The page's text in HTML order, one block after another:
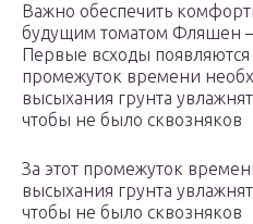
Важно обеспечить
будущим томатом Фляшен –
Первые всходы появляются
промежуток времени
высыхания грунта
чтобы не было сквозняков
За этот промежуток
высыхания грунта
чтобы не было сквозняков